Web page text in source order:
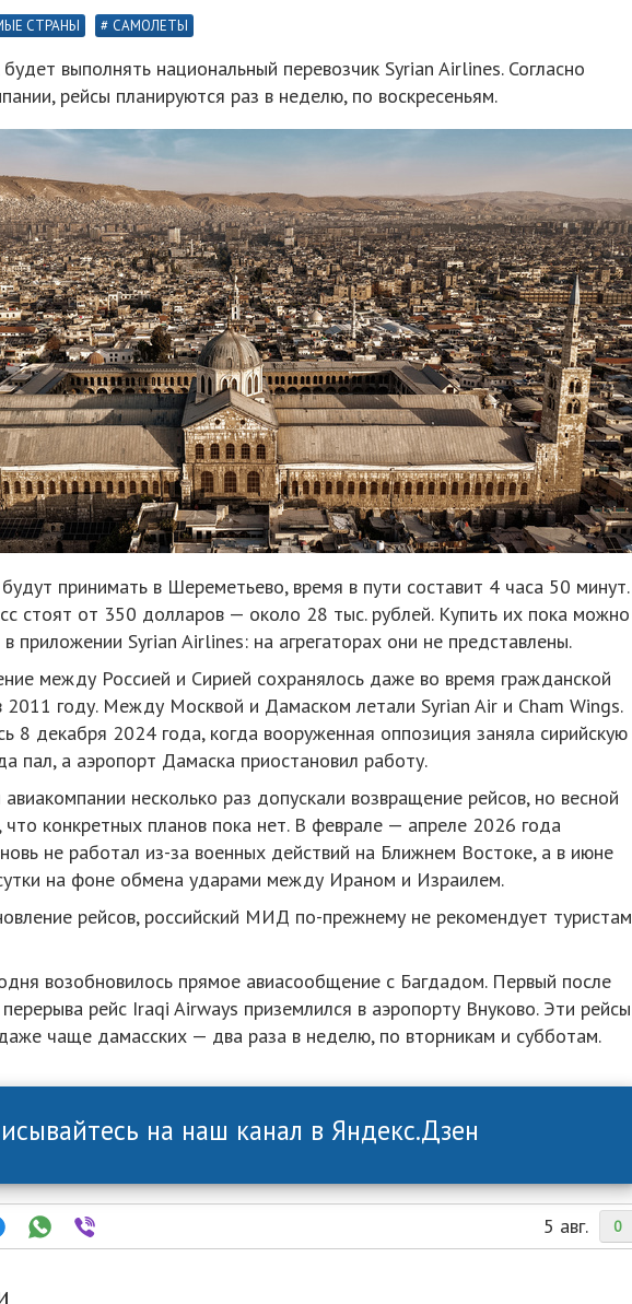
СТРАНЫ САМОЛЕТЫ
выполнять национальный перевозчик Syrian Airlines. Согласно
рейсы планируются раз в неделю, по воскресеньям.
принимать в Шереметьево, время в пути составит 4 часа 50 минут.
стоят от 350 долларов — около 28 тыс. рублей. Купить их пока можно
приложении Syrian Airlines: на агрегаторах они не представлены.
между Россией и Сирией сохранялось даже во время гражданской
2011 году. Между Москвой и Дамаском летали Syrian Air и Cham Wings.
8 декабря 2024 года, когда вооруженная оппозиция заняла сирийскую
пал, а аэропорт Дамаска приостановил работу.
несколько раз допускали возвращение рейсов, но весной
что конкретных планов пока нет. В феврале — апреле 2026 года
не работал из-за военных действий на Ближнем Востоке, а в июне
на фоне обмена ударами между Ираном и Израилем.
рейсов, российский МИД по-прежнему не рекомендует туристам
возобновилось прямое авиасообщение с Багдадом. Первый после
рейс Iraqi Airways приземлился в аэропорту Внуково. Эти рейсы
чаще дамасских — два раза в неделю, по вторникам и субботам.
на наш канал в Яндекс.Дзен
0
5 авг.